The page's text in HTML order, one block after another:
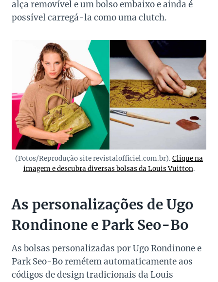
alça removível e um bolso embaixo e ainda é
possível carregá-la como uma clutch.
(Fotos/Reprodução site revistalofficiel.com.br). Clique na
imagem e descubra diversas bolsas da Louis Vuitton.
As personalizações de Ugo
Rondinone e Park Seo-Bo
As bolsas personalizadas por Ugo Rondinone e
Park Seo-Bo remétem automaticamente aos
códigos de design tradicionais da Louis